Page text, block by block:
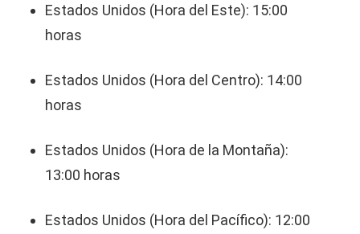
Estados Unidos (Hora del Este): 15:00
horas
Estados Unidos (Hora del Centro): 14:00
horas
Estados Unidos (Hora de la Montaña):
13:00 horas
Estados Unidos (Hora del Pacífico): 12:00